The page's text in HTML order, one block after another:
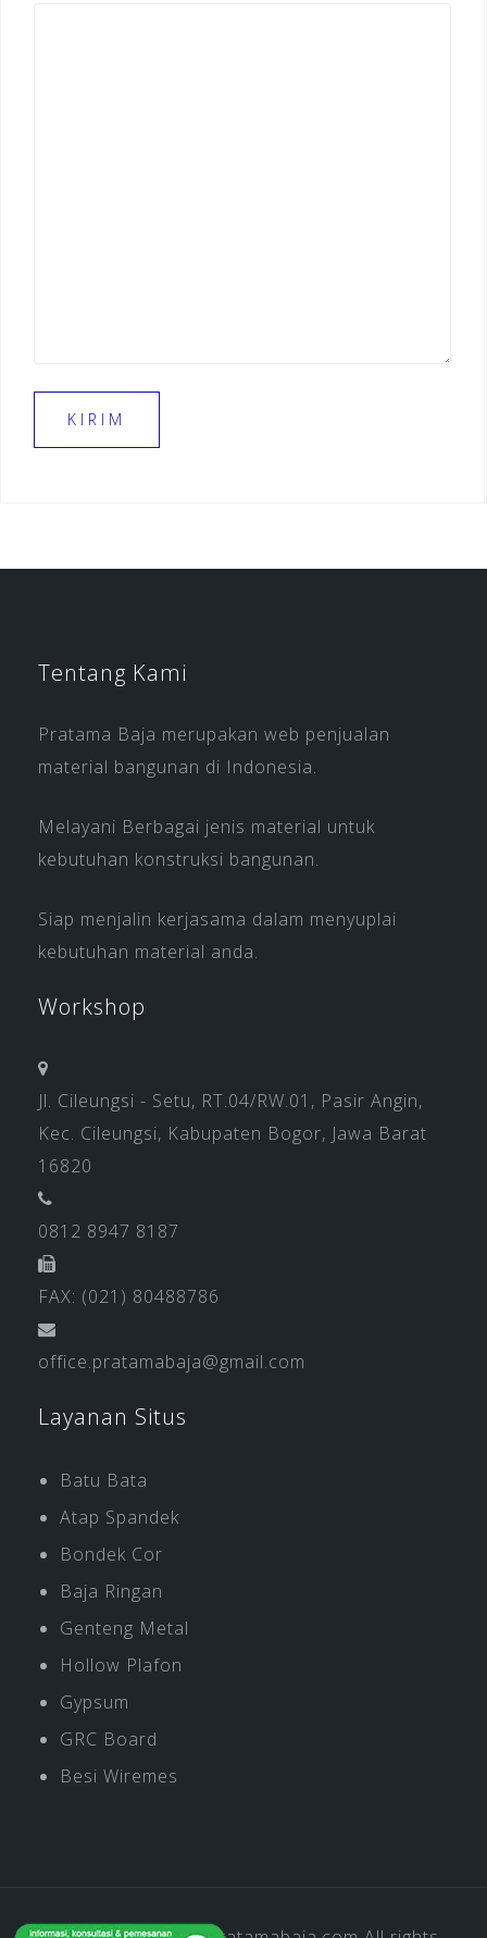
Tentang Kami
Pratama Baja merupakan web penjualan
material bangunan di Indonesia.
Melayani Berbagai jenis material untuk
kebutuhan konstruksi bangunan.
Siap menjalin kerjasama dalam menyuplai
kebutuhan material anda.
Workshop
Jl. Cileungsi - Setu, RT.04/RW.01, Pasir Angin,
Kec. Cileungsi, Kabupaten Bogor, Jawa Barat
16820
0812 8947 8187
FAX: (021) 80488786
office.pratamabaja@gmail.com
Layanan Situs
Batu Bata
Atap Spandek
Bondek Cor
Baja Ringan
Genteng Metal
Hollow Plafon
Gypsum
GRC Board
Besi Wiremes